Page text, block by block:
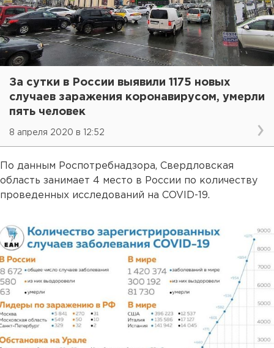
За сутки в России выявили 1175 новых
случаев заражения коронавирусом, умерли
пять человек
8 апреля 2020 в 12:52
По данным Роспотребнадзора, Свердловская
область занимает 4 место в России по количеству
проведенных исследований на COVID-19.